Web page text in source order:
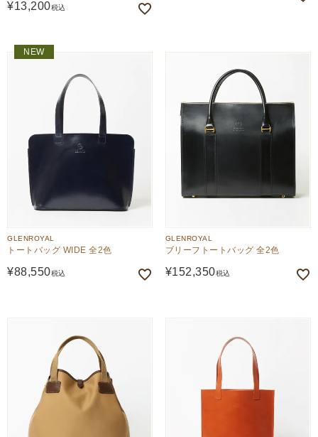
¥13,200税込
NEW
GLENROYAL
トートバッグ WIDE 全2色
¥88,550税込
GLENROYAL
ブリーフトートバッグ 全2色
¥152,350税込